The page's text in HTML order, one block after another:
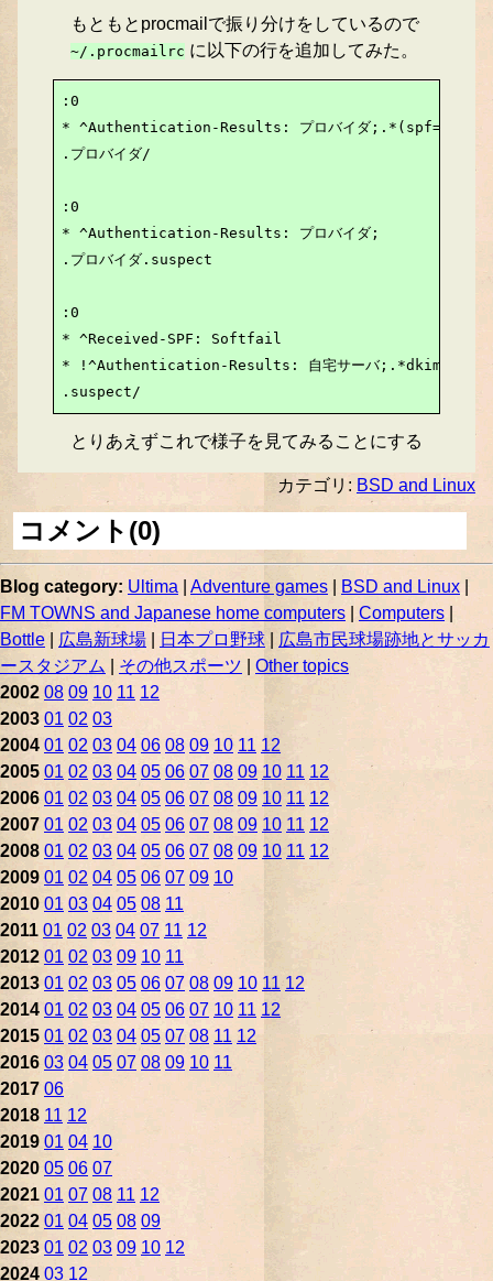
もともとprocmailで振り分けをしているので
~/.procmailrc に以下の行を追加してみた。
:0
* ^Authentication-Results: プロバイダ
.プロバイダ/
:0
* ^Authentication-Results: プロバイダ;
.プロバイダ.suspect
:0
* ^Received-SPF: Softfail
* !^Authentication-Results: 自宅サーバ;.*dkim=pass
.suspect/
とりあえずこれで様子を見てみることにする
カテゴリ: BSD and Linux
コメント(0)
Blog category: Ultima Adventure games BSD and Linux
FM TOWNS and Japanese home computers
Computers
Bottle
広島新球場 日本プロ野球|
広島市民球場跡地とサッカ
ースタジアム
その他スポーツ
Other topics
2002 08 09 10 11 12
2003 01 02 03
2004 01 02 03 04 06 08 09 10 11 12
2005 01 02 03 04 05 06 07 08 09 10 11 12
2006 01 02 03 04 05 06 07 08 09 10 11 12
2007 01 02 03 04 05 06 07 08 09 10 11 12
2008 01 02 03 04 05 06 07 08 09 10 11 12
2009 01 02 04 05 06 07 09 10
2010 01 03 04 05 08 11
2011 01 02 03 04 07 11 12
2012 01 02 03 09 10 11
2013 01 02 03 05 06 07 08 09 10 11 12
2014 01 02 03 04 05 06 07 10 11 12
2015 01 02 03 04 05 07 08 11 12
2016 03 04 05 07 08 09 10 11
2017 06
2018 11 12
2019 01 04 10
2020 05 06 07
2021 01 07 08 11 12
2022 01 04 05 08 09
2023 01 02 03 09 10 12
2024 03 12